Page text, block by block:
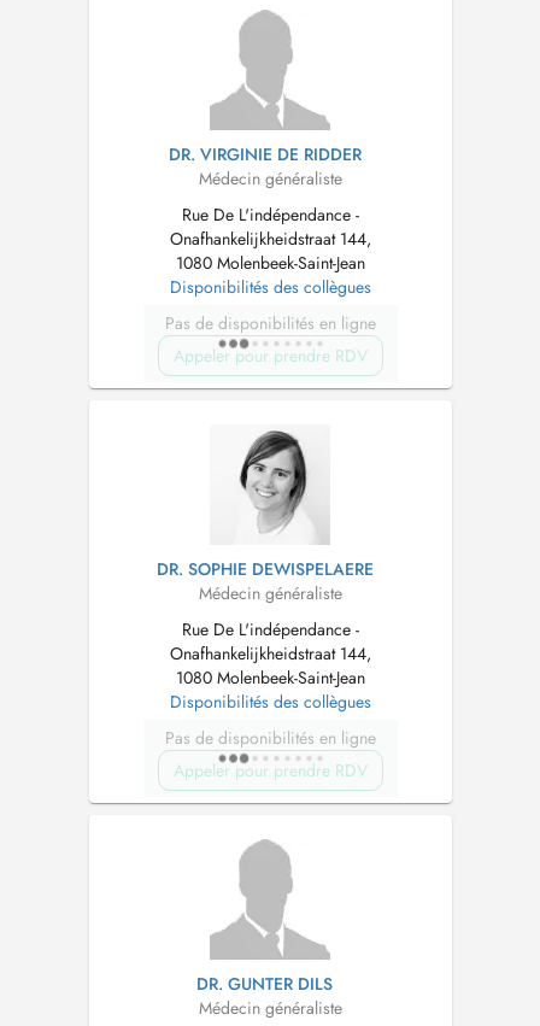
DR. VIRGINIE DE RIDDER
Médecin généraliste
Rue De L'indépendance -
Onafhankelijkheidstraat 144,
1080 Molenbeek-Saint-Jean
Disponibilités des collègues
Pas de disponibilités en ligne
Appeler pour prendre RDV
DR. SOPHIE DEWISPELAERE
Médecin généraliste
Rue De L'indépendance -
Onafhankelijkheidstraat 144,
1080 Molenbeek-Saint-Jean
Disponibilités des collègues
Pas de disponibilités en ligne
Appeler pour prendre RDV
DR. GUNTER DILS
Médecin généraliste